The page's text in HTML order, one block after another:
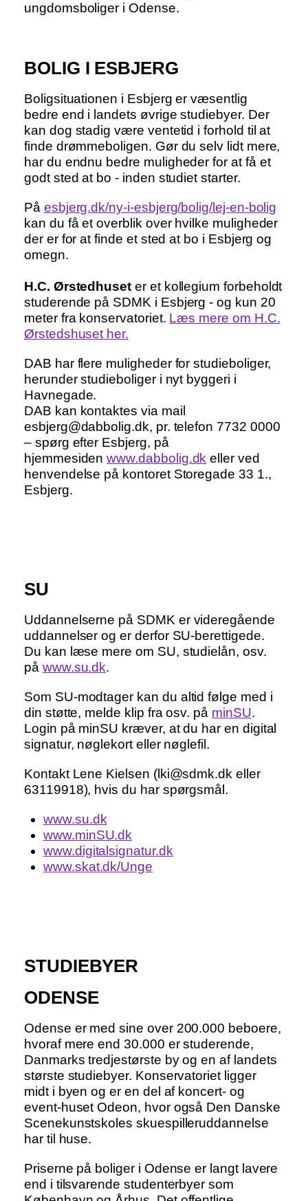
ungdomsboliger i Odense.
BOLIG I ESBJERG
Boligsituationen i Esbjerg er væsentlig
bedre end i landets øvrige studiebyer. Der
kan dog stadig være ventetid i forhold til at
finde drømmeboligen. Gør du selv lidt mere,
har du endnu bedre muligheder for at få et
godt sted at bo - inden studiet starter.
På esbjerg.dk/ny-i-esbjerg/bolig/lej-en-bolig
kan du få et overblik over hvilke muligheder
der er for at finde et sted at bo i Esbjerg og
omegn.
H.C. Ørstedhuset er et kollegium forbeholdt
studerende på SDMK i Esbjerg - og kun 20
meter fra konservatoriet. Læs mere om H.C.
Ørstedshuset her.
DAB har flere muligheder for studieboliger,
herunder studieboliger i nyt byggeri i
Havnegade.
DAB kan kontaktes via mail
esbjerg@dabbolig.dk, pr. telefon 7732 0000
– spørg efter Esbjerg, på
hjemmesidenwww.dabbolig.dk eller ved
henvendelse på kontoret Storegade 33 1.,
Esbjerg.
SU
Uddannelserne på SDMK er videregående
uddannelser og er derfor SU-berettigede.
Du kan læse mere om SU, studielån, osv.
på www.su.dk.
Som SU-modtager kan du altid følge med i
din støtte, melde klip fra osv. på minSU.
Login på minSU kræver, at du har en digital
signatur, nøglekort eller nøglefil.
Kontakt Lene Kielsen (lki@sdmk.dk eller
63119918), hvis du har spørgsmål.
www.su.dk
www.minSU.dk
www.digitalsignatur.dk
www.skat.dk/Unge
STUDIEBYER
ODENSE
Odense er med sine over 200.000 beboere,
hvoraf mere end 30.000 er studerende,
Danmarks tredjestørste by og en af landets
største studiebyer. Konservatoriet ligger
midt i byen og er en del af koncert- og
event-huset Odeon, hvor også Den Danske
Scenekunstskoles skuespilleruddannelse
har til huse.
Priserne på boliger i Odense er langt lavere
end i tilsvarende studenterbyer som